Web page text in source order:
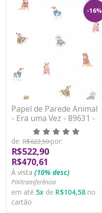
-16%
Papel de Parede Animal
- Era uma Vez - 89631 -
Vinílico
de: R$622,50por:
R$522,90
R$470,61
À vista (10% desc)
PIX/transferência
em até 5x de R$104,58 no
cartão